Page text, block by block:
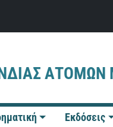
ΑΤΟΜΩΝ
Εκδόσεις